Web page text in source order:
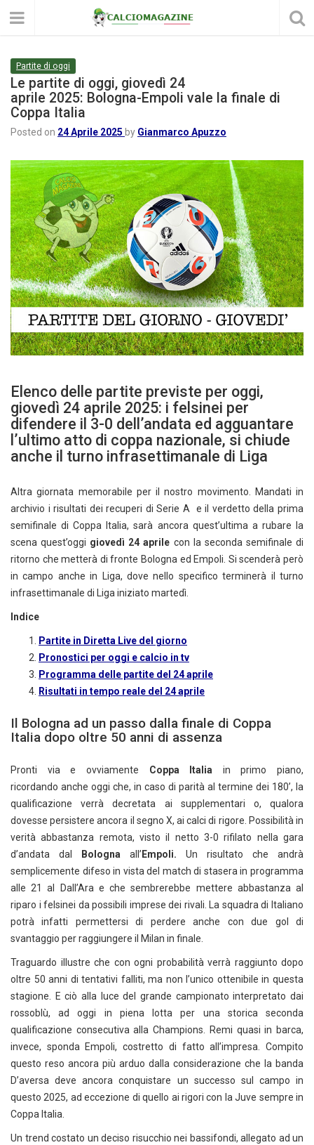
Partite di oggi
Le partite di oggi, giovedì 24
aprile 2025: Bologna-Empoli vale la finale di
Coppa Italia
Posted on 24 Aprile 2025 by Gianmarco Apuzzo
Elenco delle partite previste per oggi,
giovedì 24 aprile 2025: i felsinei per
difendere il 3-0 dell’andata ed agguantare
l’ultimo atto di coppa nazionale, si chiude
anche il turno infrasettimanale di Liga
Altra giornata memorabile per il nostro movimento. Mandati in
archivio i risultati dei recuperi di Serie A e il verdetto della prima
semifinale di Coppa Italia, sarà ancora quest’ultima a rubare la
scena quest’oggi giovedì 24 aprile con la seconda semifinale di
ritorno che metterà di fronte Bologna ed Empoli. Si scenderà però
in campo anche in Liga, dove nello specifico terminerà il turno
infrasettimanale di Liga iniziato martedì.
Indice
Partite in Diretta Live del giorno
Pronostici per oggi e calcio in tv
Programma delle partite del 24 aprile
Risultati in tempo reale del 24 aprile
Il Bologna ad un passo dalla finale di Coppa
Italia dopo oltre 50 anni di assenza
Pronti via e ovviamente Coppa Italia in primo piano,
ricordando anche oggi che, in caso di parità al termine dei 180’, la
qualificazione verrà decretata ai supplementari o, qualora
dovesse persistere ancora il segno X, ai calci di rigore. Possibilità in
verità abbastanza remota, visto il netto 3-0 rifilato nella gara
d’andata dal
Bologna all’ Empoli. Un risultato che andrà
semplicemente difeso in vista del match di stasera in programma
alle 21 al Dall’Ara e che sembrerebbe mettere abbastanza al
riparo i felsinei da possibili imprese dei rivali. La squadra di Italiano
potrà infatti permettersi di perdere anche con due gol di
svantaggio per raggiungere il Milan in finale.
Traguardo illustre che con ogni probabilità verrà raggiunto dopo
oltre 50 anni di tentativi falliti, ma non l’unico ottenibile in questa
stagione. E ciò alla luce del grande campionato interpretato dai
rossoblù, ad oggi in piena lotta per una storica seconda
qualificazione consecutiva alla Champions. Remi quasi in barca,
invece, sponda Empoli, costretto di fatto all’impresa. Compito
questo reso ancora più arduo dalla considerazione che la banda
D’aversa deve ancora conquistare un successo sul campo in
questo 2025, ad eccezione di quello ai rigori con la Juve sempre in
Coppa Italia.
Un trend costato un deciso risucchio nei bassifondi, allegato ad un